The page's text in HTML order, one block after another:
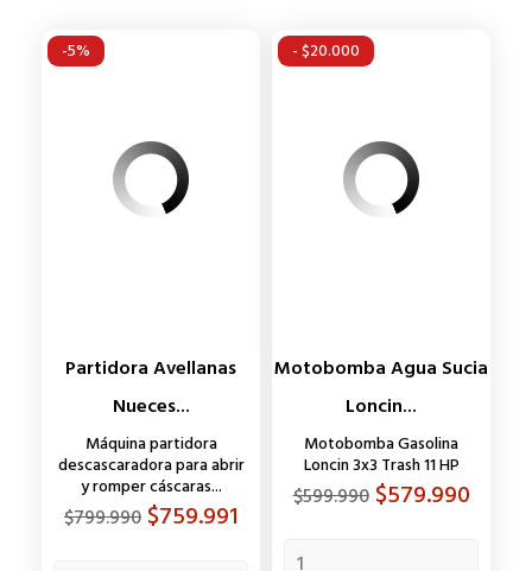
Partidora Avellanas
Nueces...
Máquina partidora
descascaradora para abrir
y romper cáscaras...
Precio
$799.990 Precio
$759.991
-5%
Motobomba Agua Sucia
Loncin...
Motobomba Gasolina
Loncin 3x3 Trash 11 HP
Precio
$599.990 Precio
$579.990
- $20.000